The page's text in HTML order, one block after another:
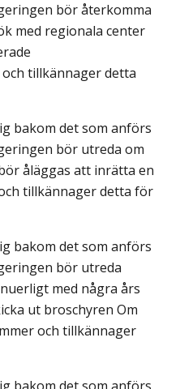
bör återkomma
med regionala center
tillkännager detta
bakom det som anförs
bör utreda om
åläggas att inrätta en
tillkännager detta för
bakom det som anförs
bör utreda
med några års
ut broschyren Om
och tillkännager